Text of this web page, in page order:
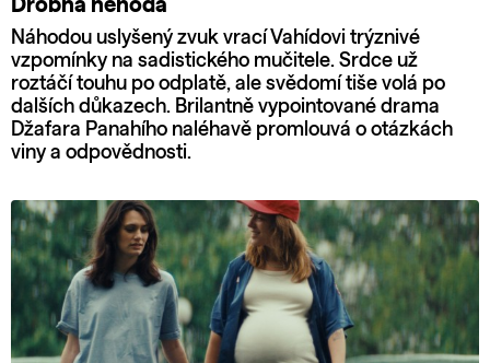
Drobná nehoda
Náhodou uslyšený zvuk vrací Vahídovi trýznivé
vzpomínky na sadistického mučitele. Srdce už
roztáčí touhu po odplatě, ale svědomí tiše volá po
dalších důkazech. Brilantně vypointované drama
Džafara Panahího naléhavě promlouvá o otázkách
viny a odpovědnosti.